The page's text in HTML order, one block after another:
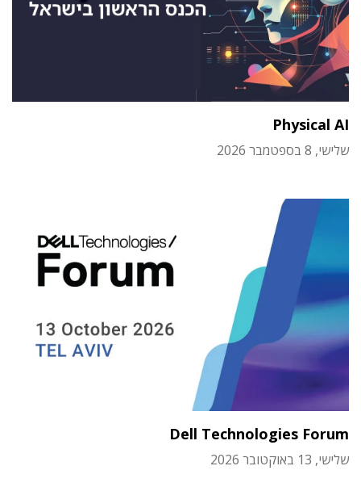
Physical AI
שלישי, 8 בספטמבר 2026
Dell Technologies Forum
שלישי, 13 באוקטובר 2026